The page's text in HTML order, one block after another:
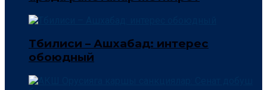
Тбилиси – Ашхабад: интерес
обоюдный